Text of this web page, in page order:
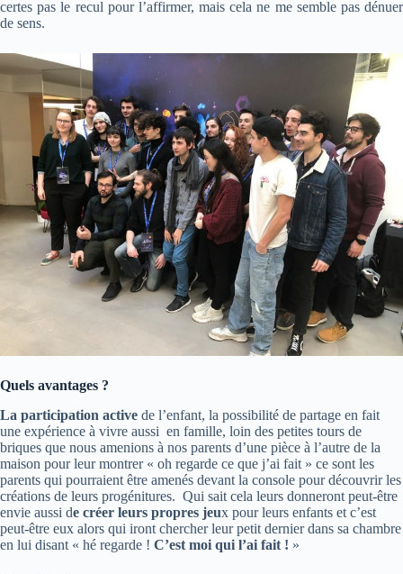
certes pas le recul pour l’affirmer, mais cela ne me semble pas dénuer
de sens.
Quels avantages ?
La participation active de l’enfant, la possibilité de partage en fait
une expérience à vivre aussi en famille, loin des petites tours de
briques que nous amenions à nos parents d’une pièce à l’autre de la
maison pour leur montrer « oh regarde ce que j’ai fait » ce sont les
parents qui pourraient être amenés devant la console pour découvrir les
créations de leurs progénitures. Qui sait cela leurs donneront peut-être
envie aussi de créer leurs propres jeux pour leurs enfants et c’est
peut-être eux alors qui iront chercher leur petit dernier dans sa chambre
en lui disant « hé regarde ! C’est moi qui l’ai fait ! »